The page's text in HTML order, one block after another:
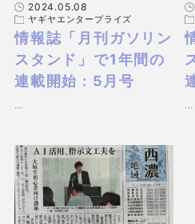
2024.05.08
ヤギヤエンタープライズ
情報誌「月刊ガソリン
スタンド」で1年間の
連載開始 : 5月号
… …